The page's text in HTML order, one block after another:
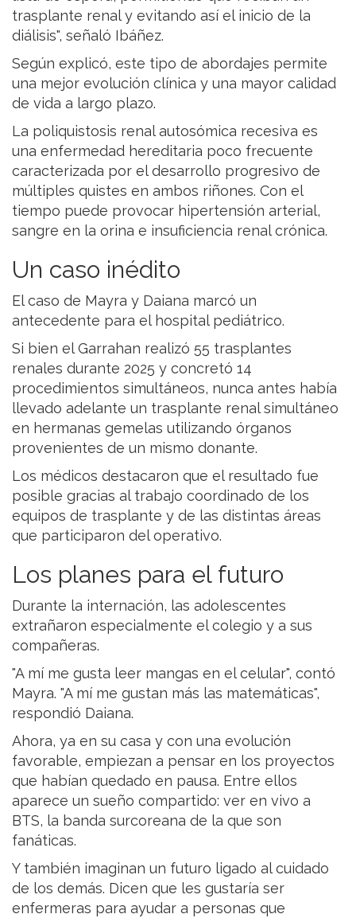
trasplante renal y evitando así el inicio de la
diálisis", señaló Ibáñez.
Según explicó, este tipo de abordajes permite
una mejor evolución clínica y una mayor calidad
de vida a largo plazo.
La poliquistosis renal autosómica recesiva es
una enfermedad hereditaria poco frecuente
caracterizada por el desarrollo progresivo de
múltiples quistes en ambos riñones. Con el
tiempo puede provocar hipertensión arterial,
sangre en la orina e insuficiencia renal crónica.
Un caso inédito
El caso de Mayra y Daiana marcó un
antecedente para el hospital pediátrico.
Si bien el Garrahan realizó 55 trasplantes
renales durante 2025 y concretó 14
procedimientos simultáneos, nunca antes había
llevado adelante un trasplante renal simultáneo
en hermanas gemelas utilizando órganos
provenientes de un mismo donante.
Los médicos destacaron que el resultado fue
posible gracias al trabajo coordinado de los
equipos de trasplante y de las distintas áreas
que participaron del operativo.
Los planes para el futuro
Durante la internación, las adolescentes
extrañaron especialmente el colegio y a sus
compañeras.
"A mí me gusta leer mangas en el celular", contó
Mayra. "A mí me gustan más las matemáticas",
respondió Daiana.
Ahora, ya en su casa y con una evolución
favorable, empiezan a pensar en los proyectos
que habían quedado en pausa. Entre ellos
aparece un sueño compartido: ver en vivo a
BTS, la banda surcoreana de la que son
fanáticas.
Y también imaginan un futuro ligado al cuidado
de los demás. Dicen que les gustaría ser
enfermeras para ayudar a personas que